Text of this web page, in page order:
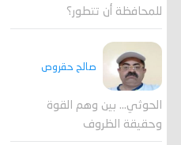
للمحافظة أن تتطور؟
صالح حقروص
الحوثي... بين وهم القوة
وحقيقة الظروف